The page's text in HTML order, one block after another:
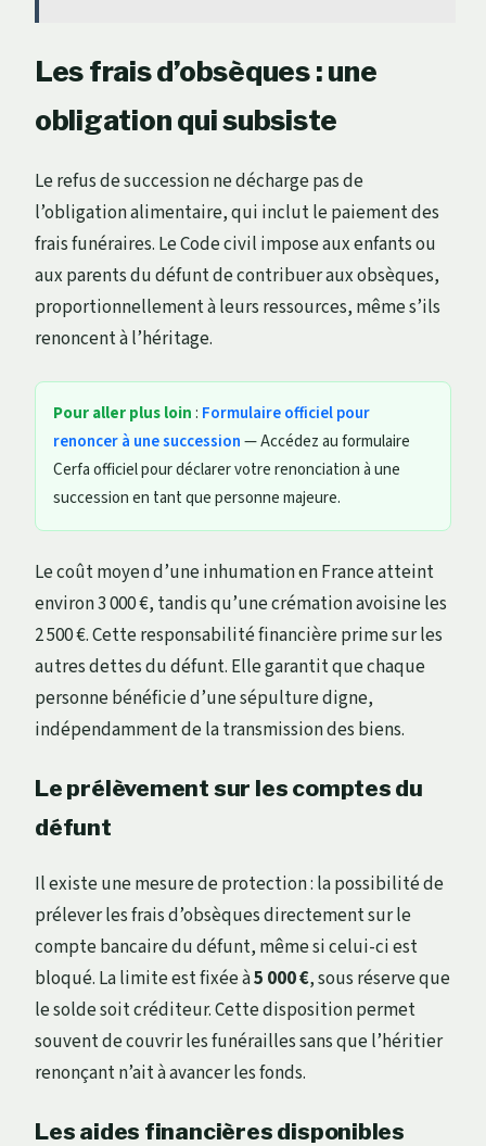
Les frais d’obsèques : une
obligation qui subsiste
Le refus de succession ne décharge pas de
l’obligation alimentaire, qui inclut le paiement des
frais funéraires. Le Code civil impose aux enfants ou
aux parents du défunt de contribuer aux obsèques,
proportionnellement à leurs ressources, même s’ils
renoncent à l’héritage.
Pour aller plus loin : Formulaire officiel pour
renoncer à une succession— Accédez au formulaire
Cerfa officiel pour déclarer votre renonciation à une
succession en tant que personne majeure.
Le coût moyen d’une inhumation en France atteint
environ 3 000 €, tandis qu’une crémation avoisine les
2 500 €. Cette responsabilité financière prime sur les
autres dettes du défunt. Elle garantit que chaque
personne bénéficie d’une sépulture digne,
indépendamment de la transmission des biens.
Le prélèvement sur les comptes du
défunt
Il existe une mesure de protection : la possibilité de
prélever les frais d’obsèques directement sur le
compte bancaire du défunt, même si celui-ci est
bloqué. La limite est fixée à5 000 €, sous réserve que
le solde soit créditeur. Cette disposition permet
souvent de couvrir les funérailles sans que l’héritier
renonçant n’ait à avancer les fonds.
Les aides financières disponibles